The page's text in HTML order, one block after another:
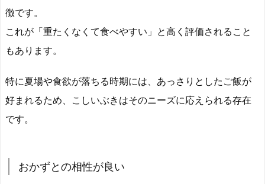
徴です。
これが「重たくなくて食べやすい」と高く評価されること
もあります。
特に夏場や食欲が落ちる時期には、あっさりとしたご飯が
好まれるため、こしいぶきはそのニーズに応えられる存在
です。
おかずとの相性が良い